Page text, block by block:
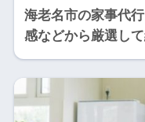
海老名市の家事代
感などから厳選して